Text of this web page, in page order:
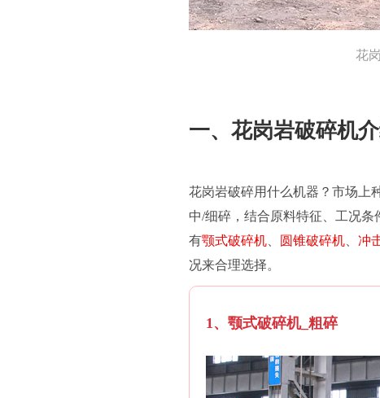
花
一、花岗岩破碎机
花岗岩破碎用什么机器？市场上
中/细碎，结合原料特征、工况
有颚式破碎机 圆锥破碎机 冲
况来合理选择。
1、颚式破碎机_粗碎